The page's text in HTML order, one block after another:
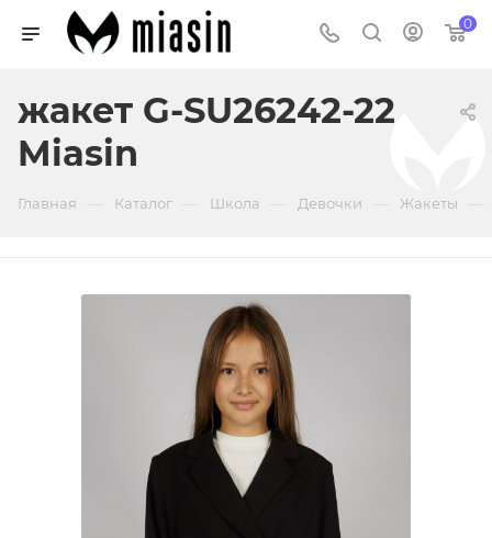
0
жакет G-SU26242-22
Miasin
Главная Каталог Школа Девочки Жакеты